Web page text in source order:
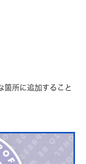
箇所に追加すること